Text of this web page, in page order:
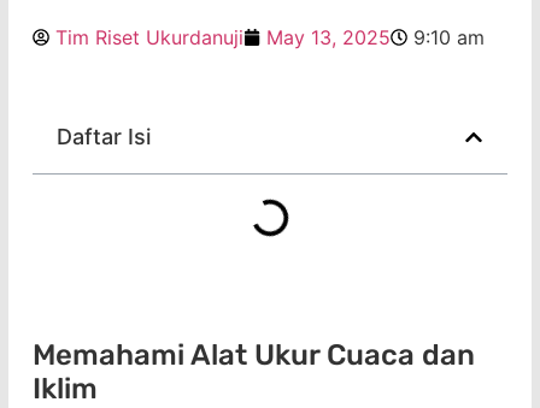
Tim Riset Ukurdanuji May 13, 2025 9:10 am
Daftar Isi
Memahami Alat Ukur Cuaca dan
Iklim